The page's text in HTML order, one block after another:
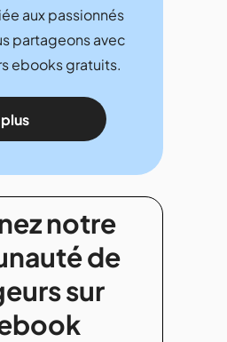
aux passionnés
partageons avec
ebooks gratuits.
notre
de
sur